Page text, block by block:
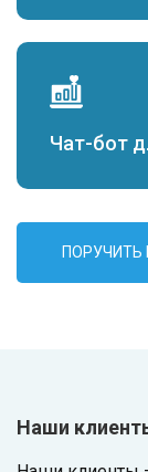
Чат-бот
Наши